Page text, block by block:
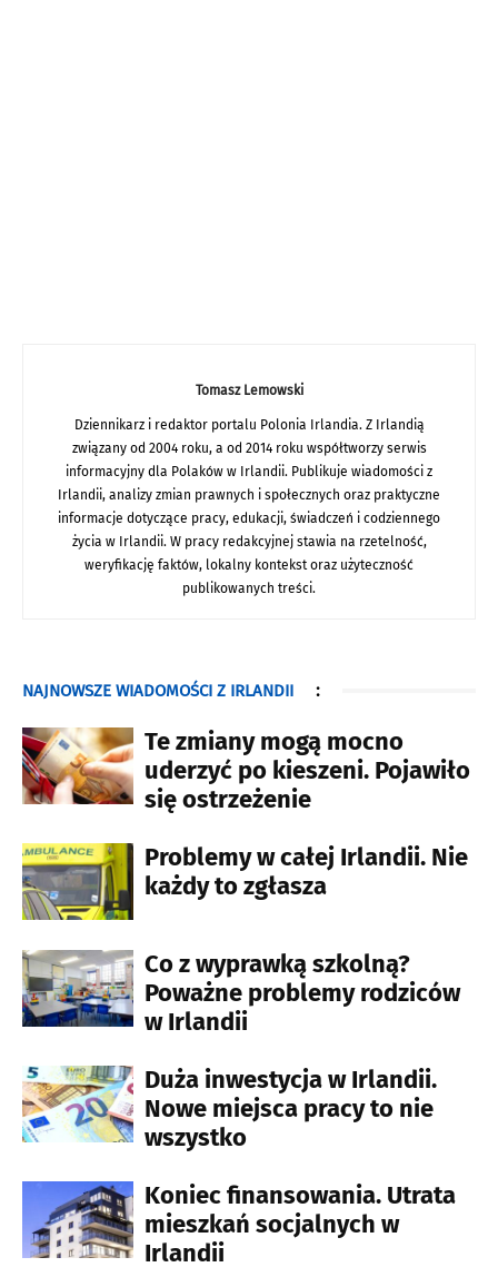
Tomasz Lemowski
Dziennikarz i redaktor portalu Polonia Irlandia. Z Irlandią
związany od 2004 roku, a od 2014 roku współtworzy serwis
informacyjny dla Polaków w Irlandii. Publikuje wiadomości z
Irlandii, analizy zmian prawnych i społecznych oraz praktyczne
informacje dotyczące pracy, edukacji, świadczeń i codziennego
życia w Irlandii. W pracy redakcyjnej stawia na rzetelność,
weryfikację faktów, lokalny kontekst oraz użyteczność
publikowanych treści.
NAJNOWSZE WIADOMOŚCI Z IRLANDII :
Te zmiany mogą mocno
uderzyć po kieszeni. Pojawiło
się ostrzeżenie
Problemy w całej Irlandii. Nie
każdy to zgłasza
Co z wyprawką szkolną?
Poważne problemy rodziców
w Irlandii
Duża inwestycja w Irlandii.
Nowe miejsca pracy to nie
wszystko
Koniec finansowania. Utrata
mieszkań socjalnych w
Irlandii